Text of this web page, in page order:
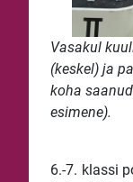
Vasakul
(keskel) ja
koha
esimene).
6.-7. klassi